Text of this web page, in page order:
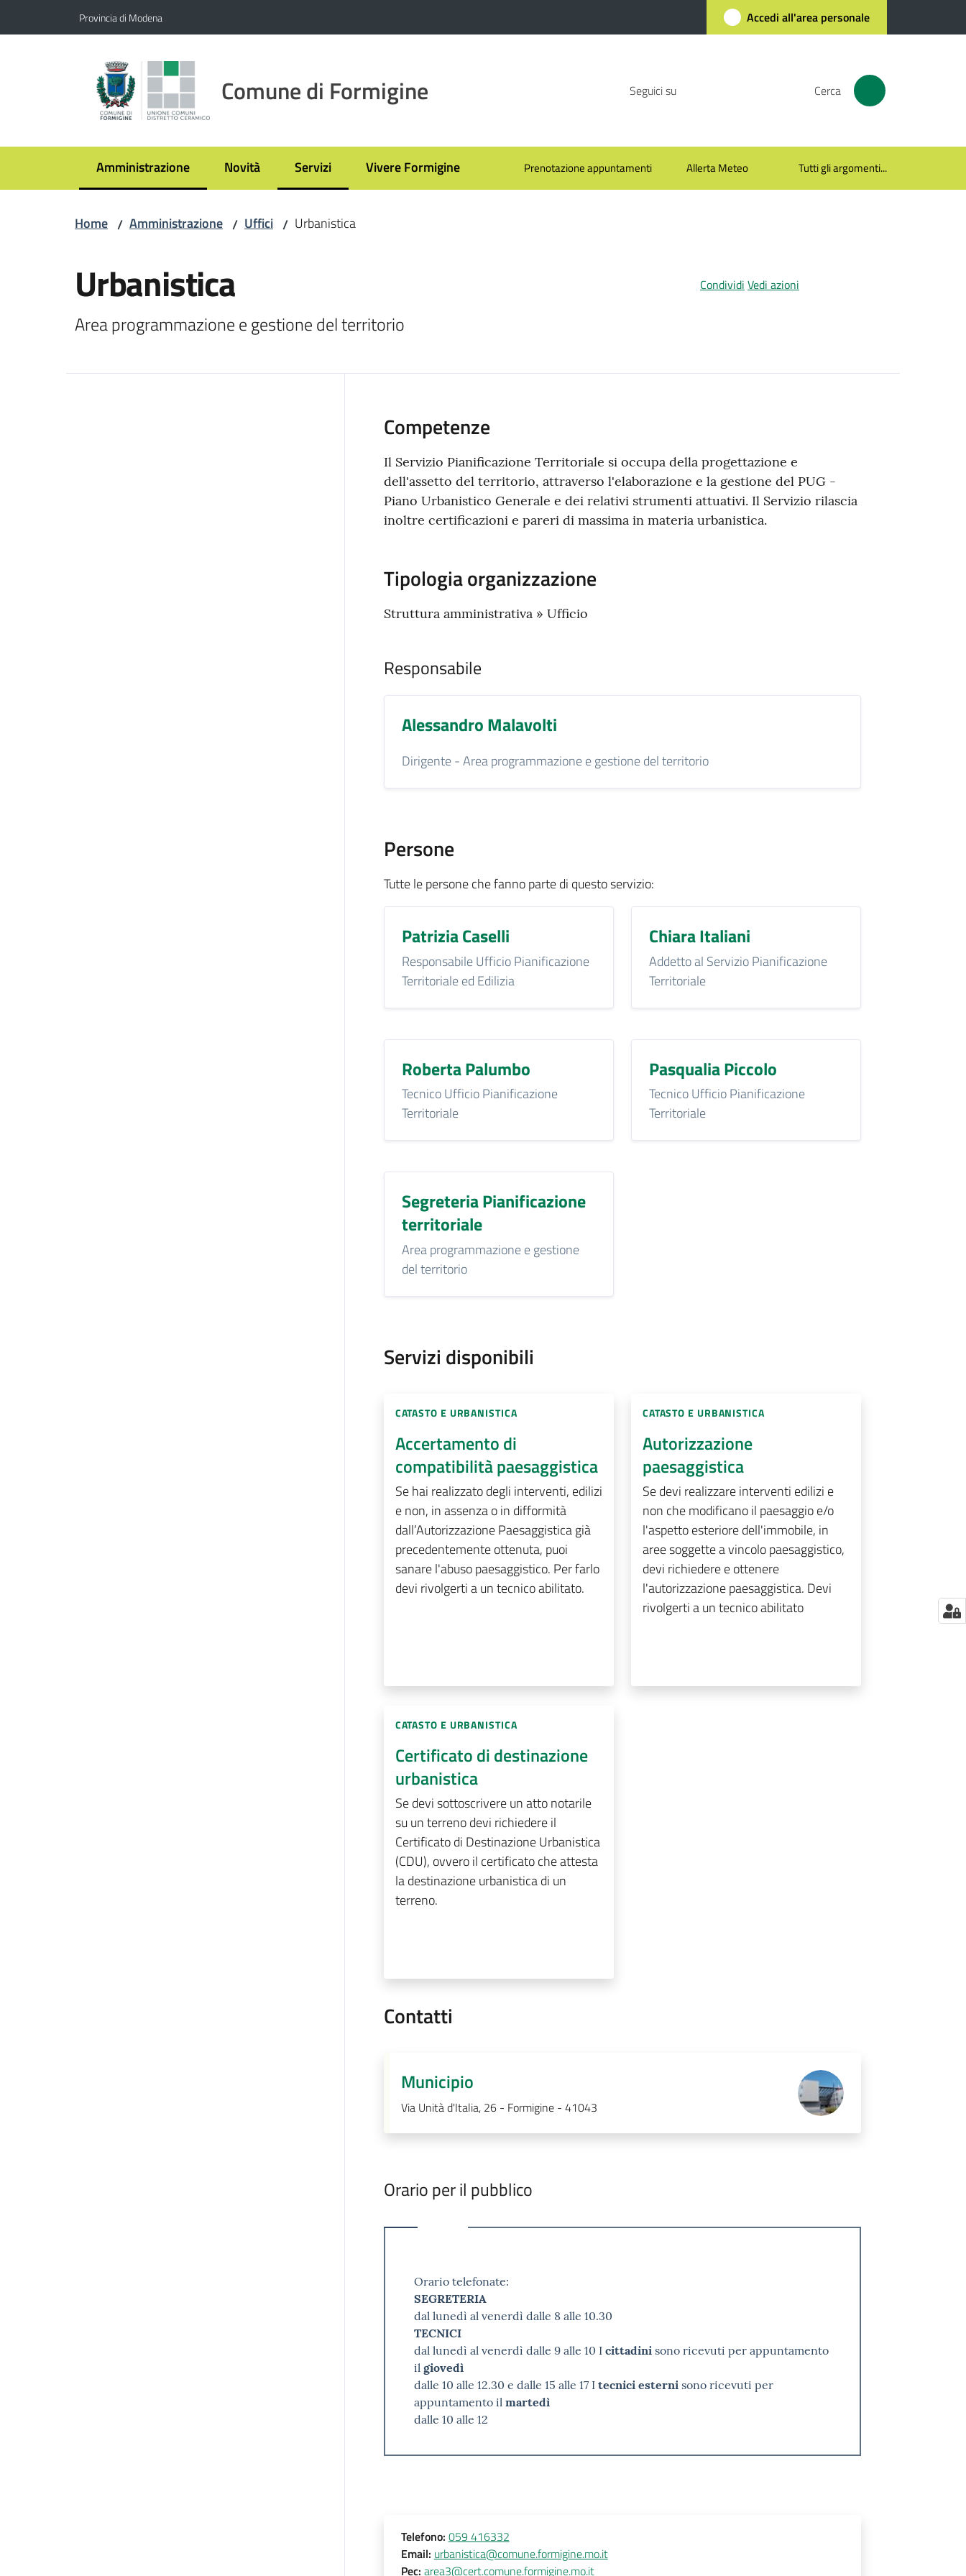
Provincia di Modena Accedi all'area personale
Comune di Formigine Seguici su Cerca
Amministrazione
Menu selezionato Novità Servizi
Menu selezionatoVivere Formigine Prenotazione appuntamenti Allerta Meteo Tutti gli argomenti...
Home / Amministrazione / Uffici / Urbanistica
Urbanistica
Area programmazione e gestione del territorio
Condividi Vedi azioni
Competenze
Il Servizio Pianificazione Territoriale si occupa della progettazione e
dell'assetto del territorio, attraverso l'elaborazione e la gestione del PUG -
Piano Urbanistico Generale e dei relativi strumenti attuativi. Il Servizio rilascia
inoltre certificazioni e pareri di massima in materia urbanistica.
Tipologia organizzazione
Struttura amministrativa » Ufficio
Responsabile
Alessandro Malavolti
Dirigente - Area programmazione e gestione del territorio
Persone
Tutte le persone che fanno parte di questo servizio:
Patrizia Caselli
Responsabile Ufficio Pianificazione
Territoriale ed Edilizia
Chiara Italiani
Addetto al Servizio Pianificazione
Territoriale
Roberta Palumbo
Tecnico Ufficio Pianificazione
Territoriale
Pasqualia Piccolo
Tecnico Ufficio Pianificazione
Territoriale
Segreteria Pianificazione
territoriale
Area programmazione e gestione
del territorio
Servizi disponibili
CATASTO E URBANISTICA
Accertamento di
compatibilità paesaggistica
Se hai realizzato degli interventi, edilizi
e non, in assenza o in difformità
dall’Autorizzazione Paesaggistica già
precedentemente ottenuta, puoi
sanare l'abuso paesaggistico. Per farlo
devi rivolgerti a un tecnico abilitato.
CATASTO E URBANISTICA
Autorizzazione
paesaggistica
Se devi realizzare interventi edilizi e
non che modificano il paesaggio e/o
l'aspetto esteriore dell'immobile, in
aree soggette a vincolo paesaggistico,
devi richiedere e ottenere
l'autorizzazione paesaggistica. Devi
rivolgerti a un tecnico abilitato
CATASTO E URBANISTICA
Certificato di destinazione
urbanistica
Se devi sottoscrivere un atto notarile
su un terreno devi richiedere il
Certificato di Destinazione Urbanistica
(CDU), ovvero il certificato che attesta
la destinazione urbanistica di un
terreno.
Contatti
Municipio
Via Unità d'Italia, 26 - Formigine - 41043
Orario per il pubblico
Orario telefonate:
SEGRETERIA
dal lunedì al venerdì dalle 8 alle 10.30
TECNICI
dal lunedì al venerdì dalle 9 alle 10 I cittadini sono ricevuti per appuntamento
il giovedì
dalle 10 alle 12.30 e dalle 15 alle 17 I tecnici esterni sono ricevuti per
appuntamento il martedì
dalle 10 alle 12
Telefono: 059 416332
Email: urbanistica@comune.formigine.mo.it
Pec: area3@cert.comune.formigine.mo.it